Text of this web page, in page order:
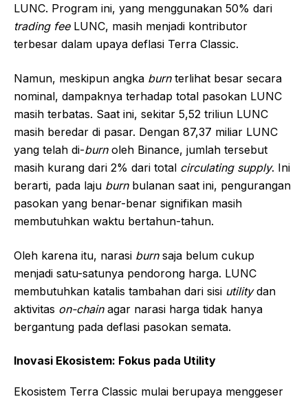
LUNC. Program ini, yang menggunakan 50% dari
trading feeLUNC, masih menjadi kontributor
terbesar dalam upaya deflasi Terra Classic.
Namun, meskipun angka burnterlihat besar secara
nominal, dampaknya terhadap total pasokan LUNC
masih terbatas. Saat ini, sekitar 5,52 triliun LUNC
masih beredar di pasar. Dengan 87,37 miliar LUNC
yang telah di-burnoleh Binance, jumlah tersebut
masih kurang dari 2% dari total circulating supply. Ini
berarti, pada laju burnbulanan saat ini, pengurangan
pasokan yang benar-benar signifikan masih
membutuhkan waktu bertahun-tahun.
Oleh karena itu, narasi burnsaja belum cukup
menjadi satu-satunya pendorong harga. LUNC
membutuhkan katalis tambahan dari sisi utilitydan
aktivitas on-chainagar narasi harga tidak hanya
bergantung pada deflasi pasokan semata.
Inovasi Ekosistem: Fokus pada Utility
Ekosistem Terra Classic mulai berupaya menggeser